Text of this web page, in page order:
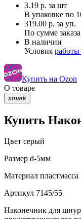
3.19 р. за шт
В упаковке по
319.00 р. за уп.
По сумме
В наличии
Условия работы
Купить на Ozon
О товаре
xmark
Купить
Цвет серый
Размер d-5мм
Материал пластмасса
Артикул 7145/55
Наконечник для